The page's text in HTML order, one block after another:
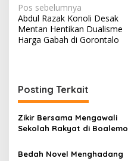
N
a
v
a
s
i
Pos sebelumnya
Abdul Razak Konoli Desak
Mentan Hentikan Dualisme
Harga Gabah di Gorontalo
Posting Terkait
Zikir Bersama Mengawali
Sekolah Rakyat di Boalemo
Bedah Novel Menghadang